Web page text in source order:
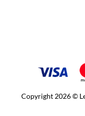
Copyright 2026 ©